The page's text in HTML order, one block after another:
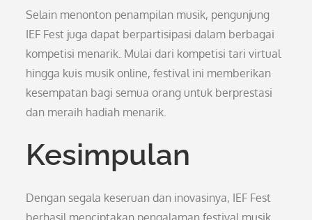
Selain menonton penampilan musik, pengunjung
IEF Fest juga dapat berpartisipasi dalam berbagai
kompetisi menarik. Mulai dari kompetisi tari virtual
hingga kuis musik online, festival ini memberikan
kesempatan bagi semua orang untuk berprestasi
dan meraih hadiah menarik.
Kesimpulan
Dengan segala keseruan dan inovasinya, IEF Fest
berhasil menciptakan pengalaman festival musik